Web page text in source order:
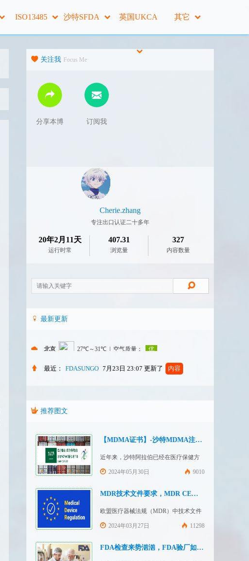
ISO13485 沙特SFDA 英国UKCA 其它
关注我 Focus Me
分享本博 订阅我
Cherie.zhang
专注出口认证二十多年
20年2月11天
运行时常
407.31
浏览量
327
内容数量
最新更新
最近： FDASUNGO 7月23日 23:07 更新了 内容
推荐图文
【MDMA证书】-沙特MDMA注册快速下证
近年来，沙特阿拉伯已经在医疗保健方
面投入大量资金并将继续增加支出，这
场。然而，想要在该国销售其设备的制
须在沙特阿拉伯获得其设备的授权。开
启沙特医疗器械上市合规业务，
块。F
2024年05月30日 9010
MDR技术文件要求，MDR CE认证办理
欧盟医疗器械法规（MDR）中技术文件
的主要目的是证明医疗器械满足一般安
疗设备都必须提供技术文件。MDR附件
2024年03月27日 11298
FDA检查来势汹汹，FDA验厂如何应对？